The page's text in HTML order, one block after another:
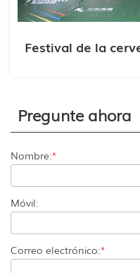
Festival de la
Pregunte ahora
Nombre:*
Móvil:
Correo electrónico:*